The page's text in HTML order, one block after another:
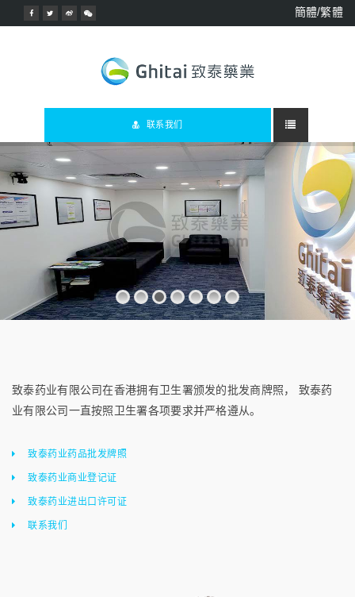
簡體/繁體
联系我们
致泰药业有限公司在香港拥有卫生署颁发的批发商牌照， 致泰药
业有限公司一直按照卫生署各项要求并严格遵从。
致泰药业药品批发牌照
致泰药业商业登记证
致泰药业进出口许可证
联系我们